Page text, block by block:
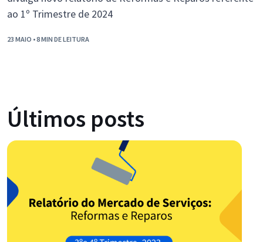
ao 1º Trimestre de 2024
23 MAIO • 8 MIN DE LEITURA
Últimos posts